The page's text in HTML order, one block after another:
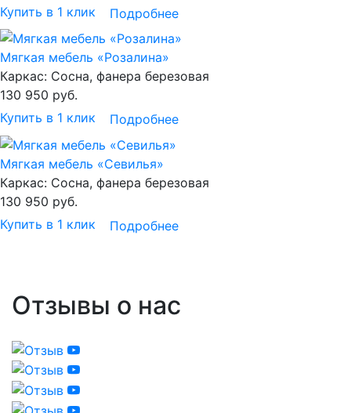
Купить в 1 клик
Подробнее
Мягкая мебель «Розалина»
Каркас: Сосна, фанера березовая
130 950 руб.
Купить в 1 клик
Подробнее
Мягкая мебель «Севилья»
Каркас: Сосна, фанера березовая
130 950 руб.
Купить в 1 клик
Подробнее
Отзывы о нас